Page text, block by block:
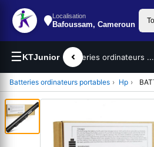
Localisation
Bafoussam, Cameroun
☰KTJunior
portables Batteries ordinateurs ...
Batteries ordinateurs portables › Hp ›